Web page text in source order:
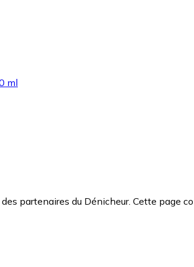
ml
partenaires du Dénicheur. Cette page